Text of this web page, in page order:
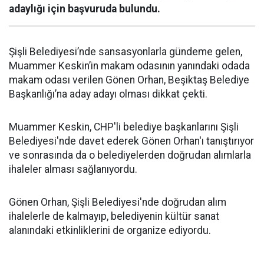
adaylığı için başvuruda bulundu.
Şişli Belediyesi’nde sansasyonlarla gündeme gelen,
Muammer Keskin’in makam odasının yanındaki odada
makam odası verilen Gönen Orhan, Beşiktaş Belediye
Başkanlığı’na aday adayı olması dikkat çekti.
Muammer Keskin, CHP'li belediye başkanlarını Şişli
Belediyesi'nde davet ederek Gönen Orhan'ı tanıştırıyor
ve sonrasında da o belediyelerden doğrudan alımlarla
ihaleler alması sağlanıyordu.
Gönen Orhan, Şişli Belediyesi'nde doğrudan alım
ihalelerle de kalmayıp, belediyenin kültür sanat
alanındaki etkinliklerini de organize ediyordu.